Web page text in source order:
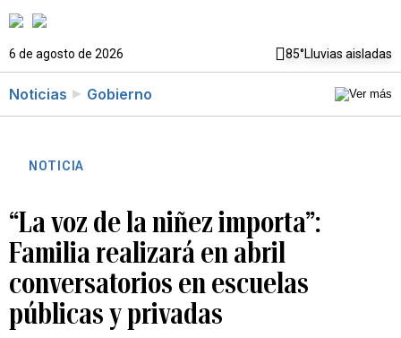
6 de agosto de 2026 85°Lluvias aisladas
Noticias Gobierno
NOTICIA
“La voz de la niñez importa”:
Familia realizará en abril
conversatorios en escuelas
públicas y privadas